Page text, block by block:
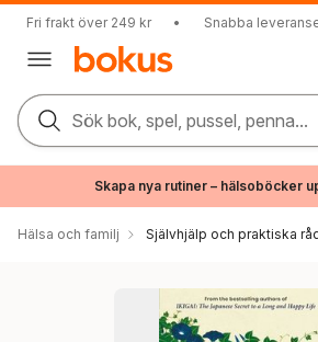
Fri frakt över 249 kr • Snabba
Sök bok, spel, pussel, penna...
Skapa nya rutiner – hälsoböcker
Hälsa och familj Självhjälp och praktiska